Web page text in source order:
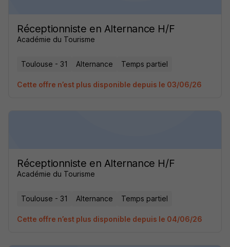
Réceptionniste en Alternance H/F
Académie du Tourisme
Toulouse - 31 Alternance Temps partiel
Cette offre n’est plus disponible depuis le 03/06/26
Réceptionniste en Alternance H/F
Académie du Tourisme
Toulouse - 31 Alternance Temps partiel
Cette offre n’est plus disponible depuis le 04/06/26